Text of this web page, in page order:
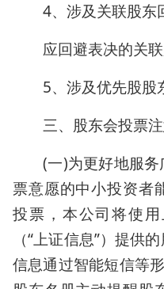
4、涉及关联股东
应回避表决的关
5、涉及优先股股
三、股东会投票
(一)为更好地服
票意愿的中小投资者
投票，本公司将使
（“上证信息”）提供
信息通过智能短信等